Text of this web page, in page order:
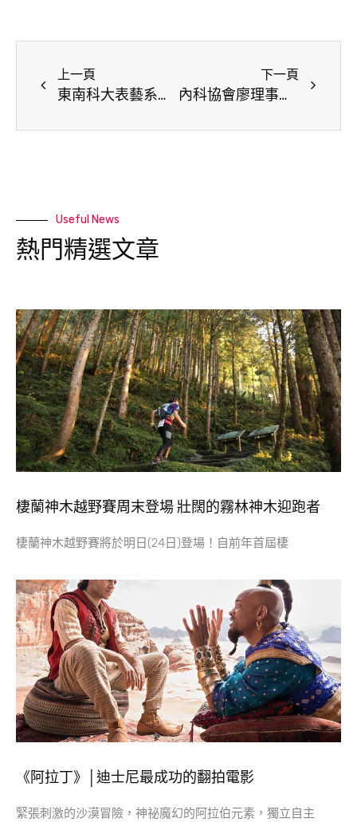
上一頁
東南科大表藝系首屆2022音舞雲端藝術節呈現疫情下的溫度
下一頁
內科協會廖理事長捐1000隻快塞試劑 與企業合力抗疫
Useful News
熱門精選文章
棲蘭神木越野賽周末登場 壯闊的霧林神木迎跑者
棲蘭神木越野賽將於明日(24日)登場！自前年首屆棲
《阿拉丁》│迪士尼最成功的翻拍電影
緊張刺激的沙漠冒險，神祕魔幻的阿拉伯元素，獨立自主